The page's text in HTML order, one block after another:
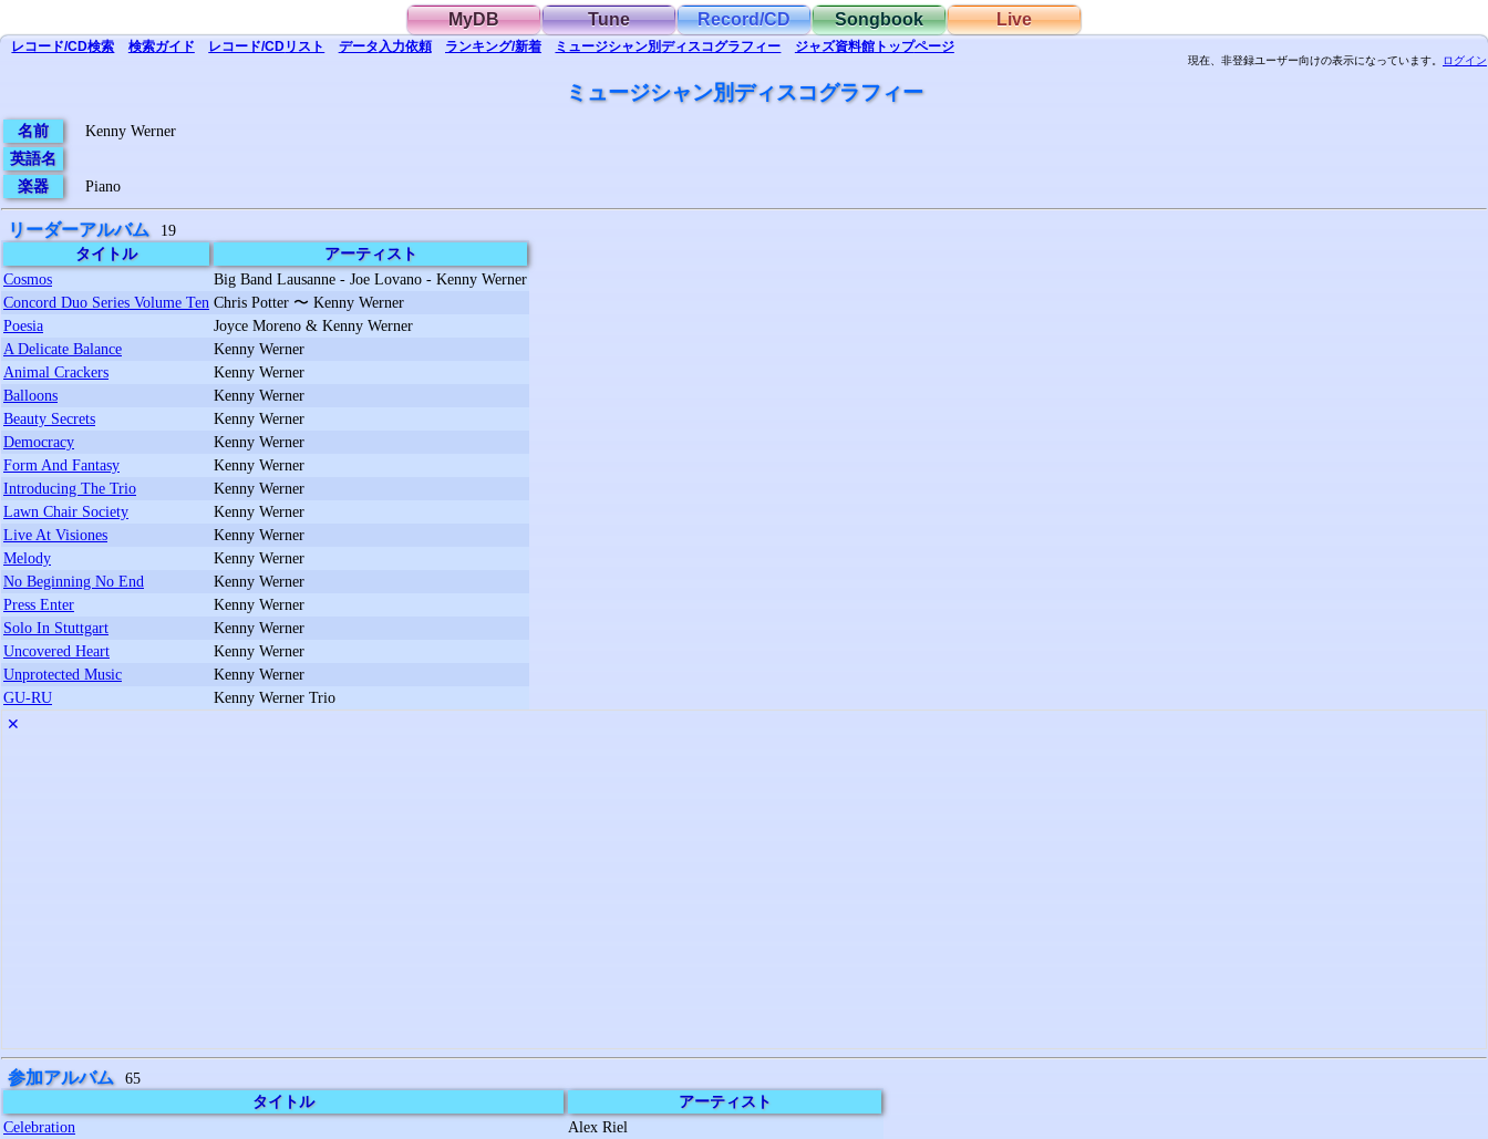
MyDB Tune Record/CD Songbook Live
レコード/CD検索 検索ガイド レコード/CDリスト データ入力依頼 ランキング/新着 ミュージシャン別ディスコグラフィー ジャズ資料館トップページ
現在、非登録ユーザー向けの表示になっています。 ログイン
ミュージシャン別ディスコグラフィー
名前
Kenny Werner
英語名
楽器
Piano
リーダーアルバム
19
タイトル
アーティスト
Cosmos
Big Band Lausanne - Joe Lovano - Kenny Werner
Concord Duo Series Volume Ten Chris Potter 〜 Kenny Werner
Poesia
Joyce Moreno & Kenny Werner
A Delicate Balance
Kenny Werner
Animal Crackers
Kenny Werner
Balloons
Kenny Werner
Beauty Secrets
Kenny Werner
Democracy
Kenny Werner
Form And Fantasy
Kenny Werner
Introducing The Trio
Kenny Werner
Lawn Chair Society
Kenny Werner
Live At Visiones
Kenny Werner
Melody
Kenny Werner
No Beginning No End
Kenny Werner
Press Enter
Kenny Werner
Solo In Stuttgart
Kenny Werner
Uncovered Heart
Kenny Werner
Unprotected Music
Kenny Werner
GU-RU
Kenny Werner Trio
✕
参加アルバム
65
タイトル
アーティスト
Celebration
Alex Riel